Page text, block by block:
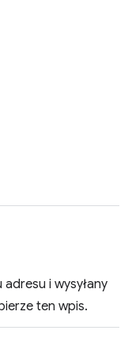
i wysyłany
ten wpis.